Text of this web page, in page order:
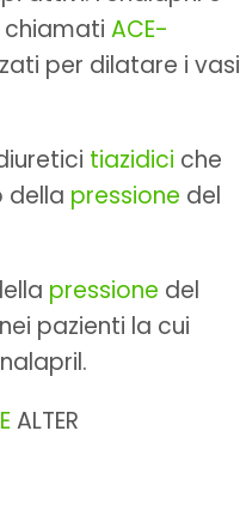
chiamati ACE-
per dilatare i vasi
tiazidici che
della pressione del
pressione del
pazienti la cui
ALTER